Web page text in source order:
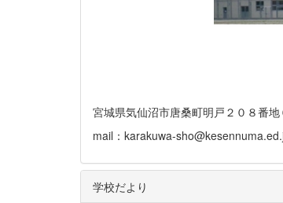
宮城県気仙沼市唐桑町明戸２０８番
mail：karakuwa-
学校だより